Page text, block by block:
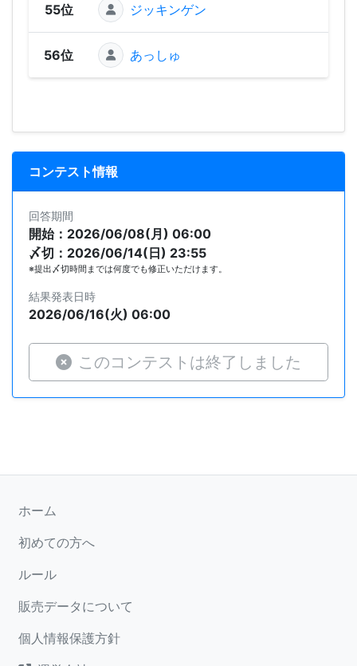
55位 ジッキンゲン
56位 あっしゅ
コンテスト情報
回答期間
開始：2026/06/08(月) 06:00
〆切：2026/06/14(日) 23:55
※提出〆切時間までは何度でも修正いただけます。
結果発表日時
2026/06/16(火) 06:00
このコンテストは終了しました
ホーム
初めての方へ
ルール
販売データについて
個人情報保護方針